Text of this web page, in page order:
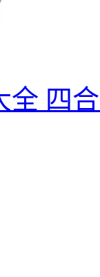
全 四